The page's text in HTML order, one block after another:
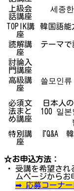
上級会
話講座
세종
TOPIK講
座
韓国語
読解講
座
テーマ
討論入
門講座
高級講
座
쓸모인
必須文
法まと
め講座
日本人
100 일
特別講
座
『Q&A
☆お申込方法：
・
受講を希望され
ムページからお
➡ 応募コーナー